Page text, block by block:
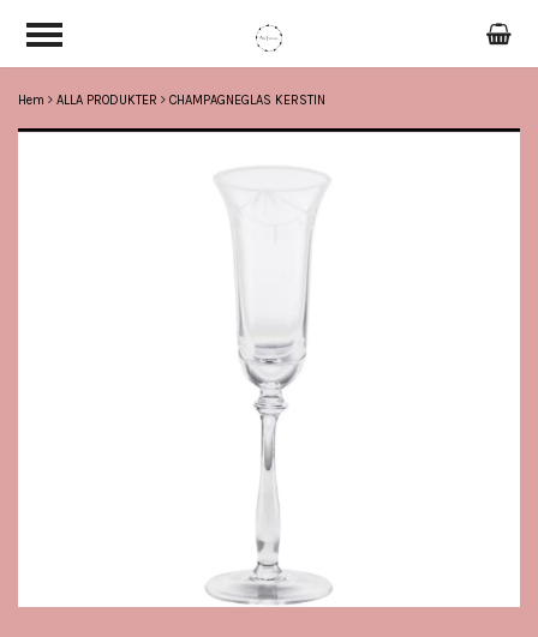
Hem ALLA PRODUKTER CHAMPAGNEGLAS KERSTIN